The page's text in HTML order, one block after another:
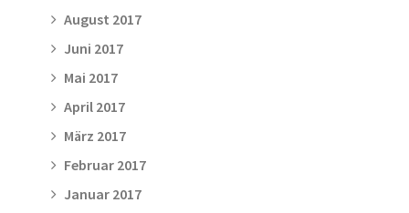
August 2017
Juni 2017
Mai 2017
April 2017
März 2017
Februar 2017
Januar 2017